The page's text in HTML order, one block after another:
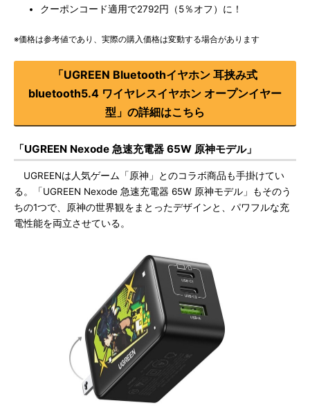
クーポンコード適用で2792円（5％オフ）に！
※価格は参考値であり、実際の購入価格は変動する場合があります
「UGREEN Bluetoothイヤホン 耳挟み式
bluetooth5.4 ワイヤレスイヤホン オープンイヤー
型」の詳細はこちら
「UGREEN Nexode 急速充電器 65W 原神モデル」
UGREENは人気ゲーム「原神」とのコラボ商品も手掛けてい
る。「UGREEN Nexode 急速充電器 65W 原神モデル」もそのう
ちの1つで、原神の世界観をまとったデザインと、パワフルな充
電性能を両立させている。